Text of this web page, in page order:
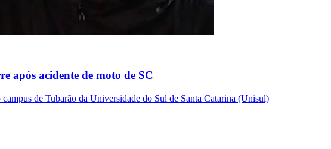
após acidente de moto de SC
de Tubarão da Universidade do Sul de Santa Catarina (Unisul)